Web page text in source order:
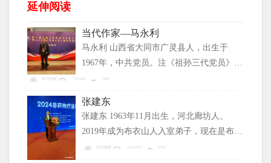
延伸阅读
当代作家—马永利
马永利 山西省大同市广灵县人，出生于
1967年，中共党员。注《祖孙三代党员》，
热爱诗词写作在全国《当代作家》文学大赛
V认证诗人，今日头条加V认证诗人，在抖
音\快手等各大平台创建新话题，诗与歌的
共享，为当代短视频注入新的血液。在2025
又获传统文化年度公益人物获。
7/9/2025 5899
张建东
张建东 1963年11月出生，河北廊坊人。
2019年成为布衣山人入室弟子，现在是布衣
杏林教官<高级讲师>。民国时期，父亲与曾
4/19/2025 8302